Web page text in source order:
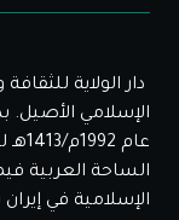
دار الولاية
الإسلامي الأصيل.
عام
الساحة العربية
الإسلامية في